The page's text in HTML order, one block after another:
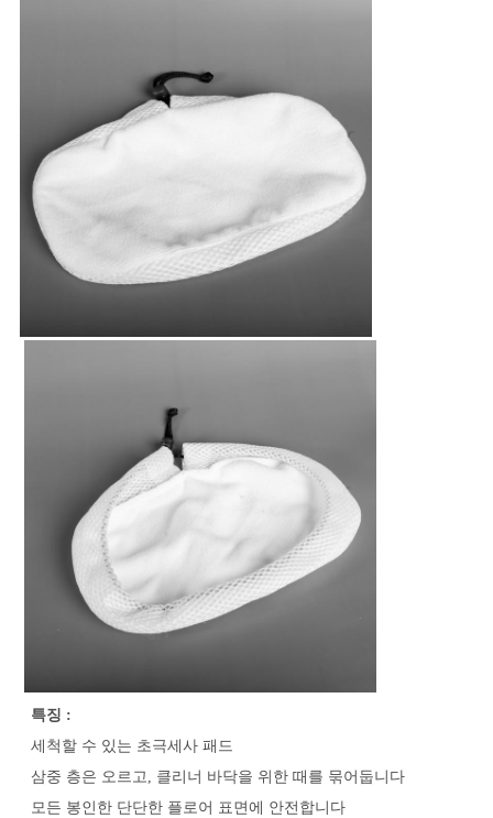
특징 :
세척할 수 있는 초극세사 패드
삼중 층은 오르고, 클리너 바닥을 위한 때를 묶어둡니다
모든 봉인한 단단한 플로어 표면에 안전합니다